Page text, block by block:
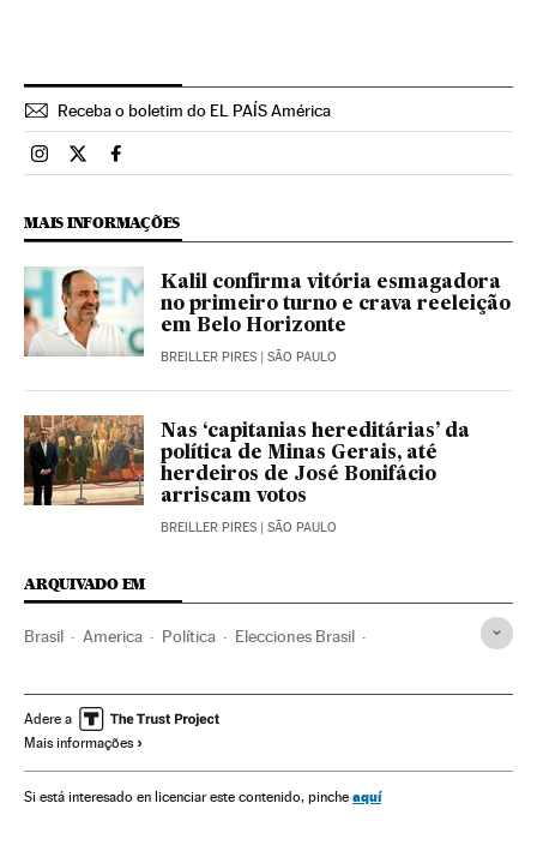
Receba o boletim do EL PAÍS América
Brasil El País Brasil en Instagram
Brasil El País Brasil en Twitter
Brasil El País Brasil en Facebook
MAIS INFORMAÇÕES
Kalil confirma vitória esmagadora
no primeiro turno e crava reeleição
em Belo Horizonte
BREILLER PIRES | SÃO PAULO
Nas ‘capitanias hereditárias’ da
política de Minas Gerais, até
herdeiros de José Bonifácio
arriscam votos
BREILLER PIRES | SÃO PAULO
ARQUIVADO EM
Brasil America Política Elecciones Brasil
Transexuales Transexualidad
Relaciones género
Adere a
Mais informações
Si está interesado en licenciar este contenido, pinche aquí